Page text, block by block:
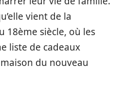
vient de la
18ème siècle, où les
liste de cadeaux
du nouveau